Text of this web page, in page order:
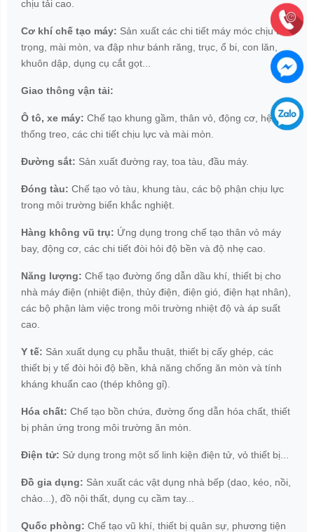
chịu tải cao.
Cơ khí chế tạo máy: Sản xuất các chi tiết máy móc chịu tải
trọng, mài mòn, va đập như bánh răng, trục, ổ bi, con lăn,
khuôn dập, dụng cụ cắt gọt...
Giao thông vận tải:
Ô tô, xe máy: Chế tạo khung gầm, thân vỏ, động cơ, hệ
thống treo, các chi tiết chịu lực và mài mòn.
Đường sắt: Sản xuất đường ray, toa tàu, đầu máy.
Đóng tàu: Chế tạo vỏ tàu, khung tàu, các bộ phận chịu lực
trong môi trường biển khắc nghiệt.
Hàng không vũ trụ: Ứng dụng trong chế tạo thân vỏ máy
bay, động cơ, các chi tiết đòi hỏi độ bền và độ nhẹ cao.
Năng lượng: Chế tạo đường ống dẫn dầu khí, thiết bị cho
nhà máy điện (nhiệt điện, thủy điện, điện gió, điện hạt nhân),
các bộ phận làm việc trong môi trường nhiệt độ và áp suất
cao.
Y tế: Sản xuất dụng cụ phẫu thuật, thiết bị cấy ghép, các
thiết bị y tế đòi hỏi độ bền, khả năng chống ăn mòn và tính
kháng khuẩn cao (thép không gỉ).
Hóa chất: Chế tạo bồn chứa, đường ống dẫn hóa chất, thiết
bị phản ứng trong môi trường ăn mòn.
Điện tử: Sử dụng trong một số linh kiện điện tử, vỏ thiết bị...
Đồ gia dụng: Sản xuất các vật dụng nhà bếp (dao, kéo, nồi,
chảo...), đồ nội thất, dụng cụ cầm tay...
Quốc phòng: Chế tạo vũ khí, thiết bị quân sự, phương tiện